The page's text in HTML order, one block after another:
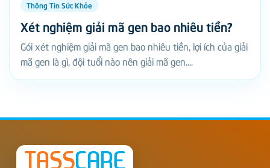
TASS CARE cam kết mang đến dịch vụ xét nghiệm chính xác, an toàn
và bảo mật, đồng hành cùng bạn trên hành trình sống khoẻ mỗi ngày
VỀ CHÚNG TÔI